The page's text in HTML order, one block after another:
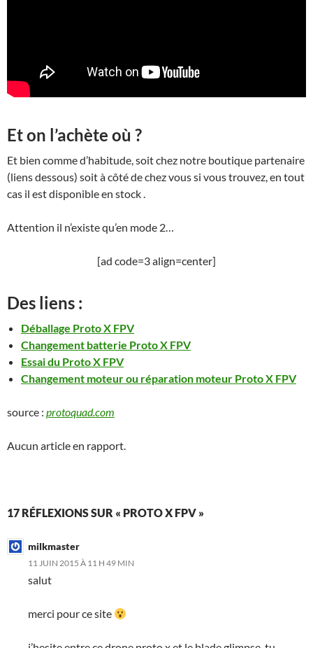
Et on l’achète où ?
Et bien comme d’habitude, soit chez notre boutique partenaire
(liens dessous) soit à côté de chez vous si vous trouvez, en tout
cas il est disponible en stock .
Attention il n’existe qu’en mode 2…
[ad code=3 align=center]
Des liens :
Déballage Proto X FPV
Changement batterie Proto X FPV
Essai du Proto X FPV
Changement moteur ou réparation moteur Proto X FPV
source : protoquad.com
Aucun article en rapport.
17 RÉFLEXIONS SUR « PROTO X FPV »
milkmaster
11 JUIN 2015 À 11 H 49 MIN
salut
merci pour ce site